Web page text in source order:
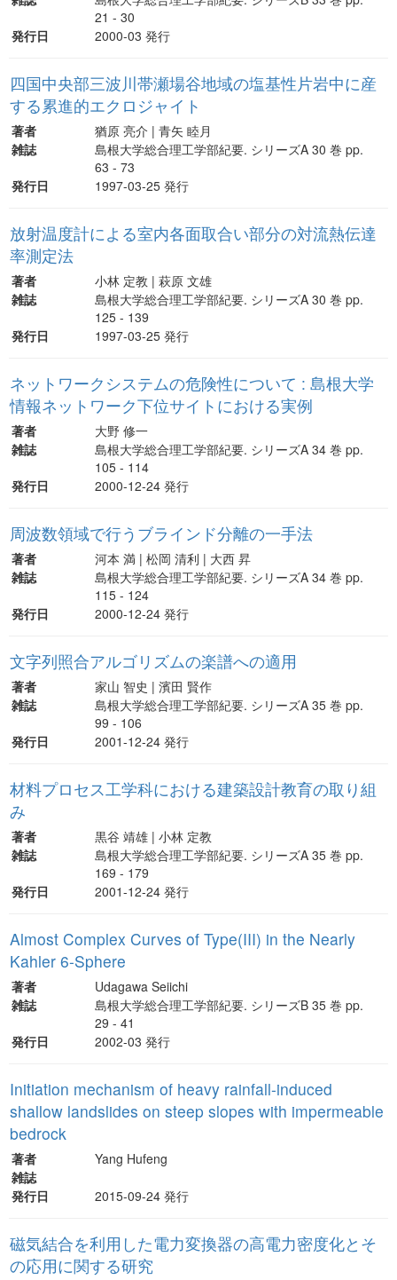
21 - 30
発行日
2000-03 発行
四国中央部三波川帯瀬場谷地域の塩基性片岩中に産
する累進的エクロジャイト
著者
猶原 亮介 | 青矢 睦月
雑誌
島根大学総合理工学部紀要. シリーズA 30 巻 pp.
63 - 73
発行日
1997-03-25 発行
放射温度計による室内各面取合い部分の対流熱伝達
率測定法
著者
小林 定教 | 萩原 文雄
雑誌
島根大学総合理工学部紀要. シリーズA 30 巻 pp.
125 - 139
発行日
1997-03-25 発行
ネットワークシステムの危険性について : 島根大学
情報ネットワーク下位サイトにおける実例
著者
大野 修一
雑誌
島根大学総合理工学部紀要. シリーズA 34 巻 pp.
105 - 114
発行日
2000-12-24 発行
周波数領域で行うブラインド分離の一手法
著者
河本 満 | 松岡 清利 | 大西 昇
雑誌
島根大学総合理工学部紀要. シリーズA 34 巻 pp.
115 - 124
発行日
2000-12-24 発行
文字列照合アルゴリズムの楽譜への適用
著者
家山 智史 | 濱田 賢作
雑誌
島根大学総合理工学部紀要. シリーズA 35 巻 pp.
99 - 106
発行日
2001-12-24 発行
材料プロセス工学科における建築設計教育の取り組
み
著者
黒谷 靖雄 | 小林 定教
雑誌
島根大学総合理工学部紀要. シリーズA 35 巻 pp.
169 - 179
発行日
2001-12-24 発行
Almost Complex Curves of Type(III) in the Nearly
Kahler 6-Sphere
著者
Udagawa Seiichi
雑誌
島根大学総合理工学部紀要. シリーズB 35 巻 pp.
29 - 41
発行日
2002-03 発行
Initiation mechanism of heavy rainfall-induced
shallow landslides on steep slopes with impermeable
bedrock
著者
Yang Hufeng
雑誌
発行日
2015-09-24 発行
磁気結合を利用した電力変換器の高電力密度化とそ
の応用に関する研究